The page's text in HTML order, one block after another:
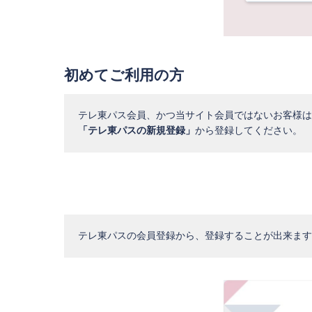
初めてご利用の方
テレ東パス会員、かつ当サイト会員ではないお客様
「テレ東パスの新規登録」 から登録してください。
テレ東パスの会員登録から、登録することが出来ま